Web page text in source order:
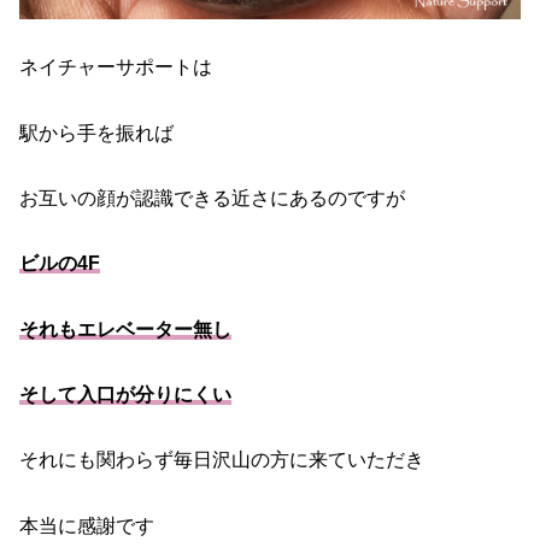
ネイチャーサポートは
駅から手を振れば
お互いの顔が認識できる近さにあるのですが
ビルの4F
それもエレベーター無し
そして入口が分りにくい
それにも関わらず毎日沢山の方に来ていただき
本当に感謝です